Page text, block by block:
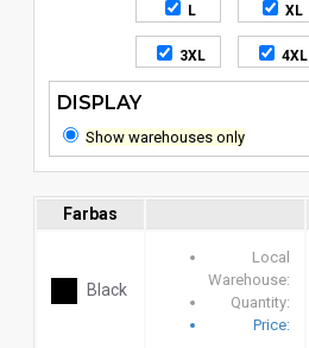
L XL
3XL 4XL
DISPLAY
Show warehouses only
Farbas
Black
Local
Warehouse:
Quantity:
Price: